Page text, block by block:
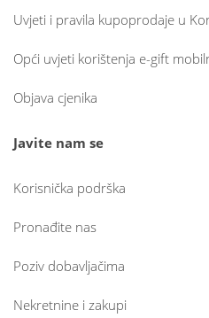
Uvjeti i pravila kupoprodaje u
Opći uvjeti korištenja e-gift
Objava cjenika
Javite nam se
Korisnička podrška
Pronađite nas
Poziv dobavljačima
Nekretnine i zakupi